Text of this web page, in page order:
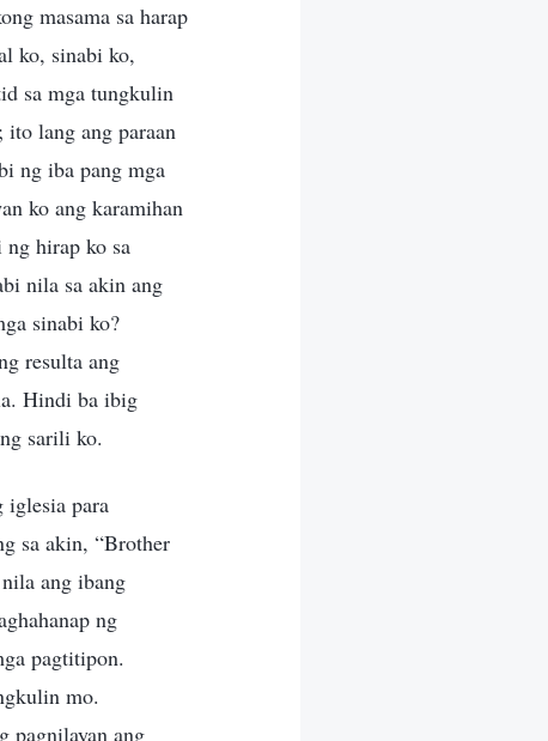
masama sa harap
ko, sinabi ko,
sa mga tungkulin
lang ang paraan
ng iba pang mga
ko ang karamihan
hirap ko sa
nila sa akin ang
sinabi ko?
resulta ang
Hindi ba ibig
sarili ko.
iglesia para
sa akin, “Brother
ang ibang
ng
pagtitipon.
mo.
pagnilayan ang